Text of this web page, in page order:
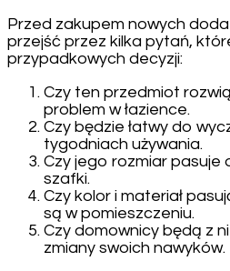
Przed zakupem nowych
przejść przez kilka pytań,
przypadkowych decyzji:
Czy ten przedmiot
problem w łazience.
Czy będzie łatwy do
tygodniach używania.
Czy jego rozmiar pasuje
szafki.
Czy kolor i materiał
są w pomieszczeniu.
Czy domownicy będą z
zmiany swoich nawyków.